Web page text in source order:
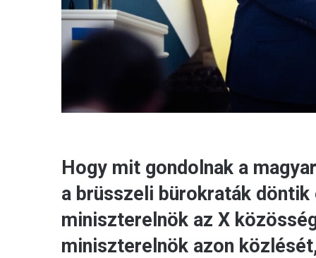
Hogy mit gondolnak a
a brüsszeli bürokraták
miniszterelnök az X
miniszterelnök azon